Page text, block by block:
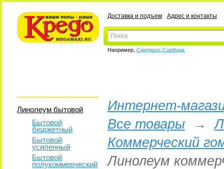
Доставка и подъем Адрес и контакты
Например, Синтерос Сорбона
Линолеум бытовой
Бытовой
бюджетный
Бытовой
усиленный
Бытовой
полукоммерческий
Интернет-
Все товары→
Коммерческий
Линолеум